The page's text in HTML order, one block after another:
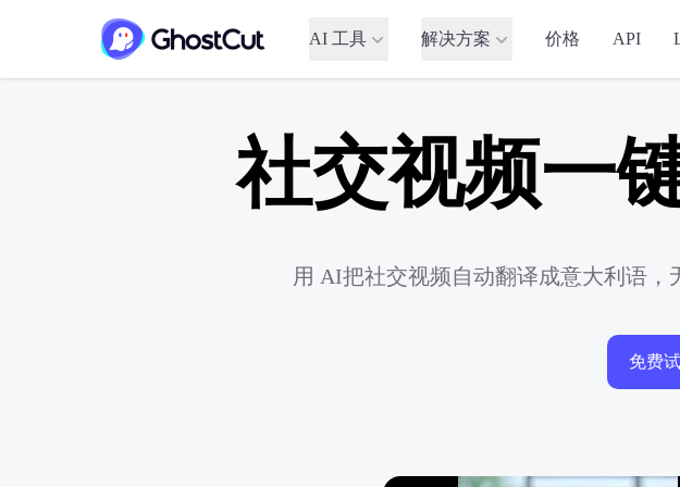
AI 工具 解决方案 价格 API
社交视频一
用 AI把社交视频自动翻译成意大利语，
免费